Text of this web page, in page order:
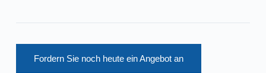
Fordern Sie noch heute ein Angebot an